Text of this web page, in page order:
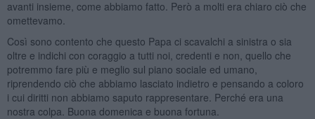
avanti insieme, come abbiamo fatto. Però a molti era chiaro ciò che
omettevamo.
Così sono contento che questo Papa ci scavalchi a sinistra o sia
oltre e indichi con coraggio a tutti noi, credenti e non, quello che
potremmo fare più e meglio sul piano sociale ed umano,
riprendendo ciò che abbiamo lasciato indietro e pensando a coloro
i cui diritti non abbiamo saputo rappresentare. Perché era una
nostra colpa. Buona domenica e buona fortuna.